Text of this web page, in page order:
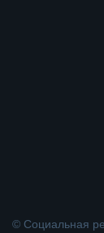
© Социальная